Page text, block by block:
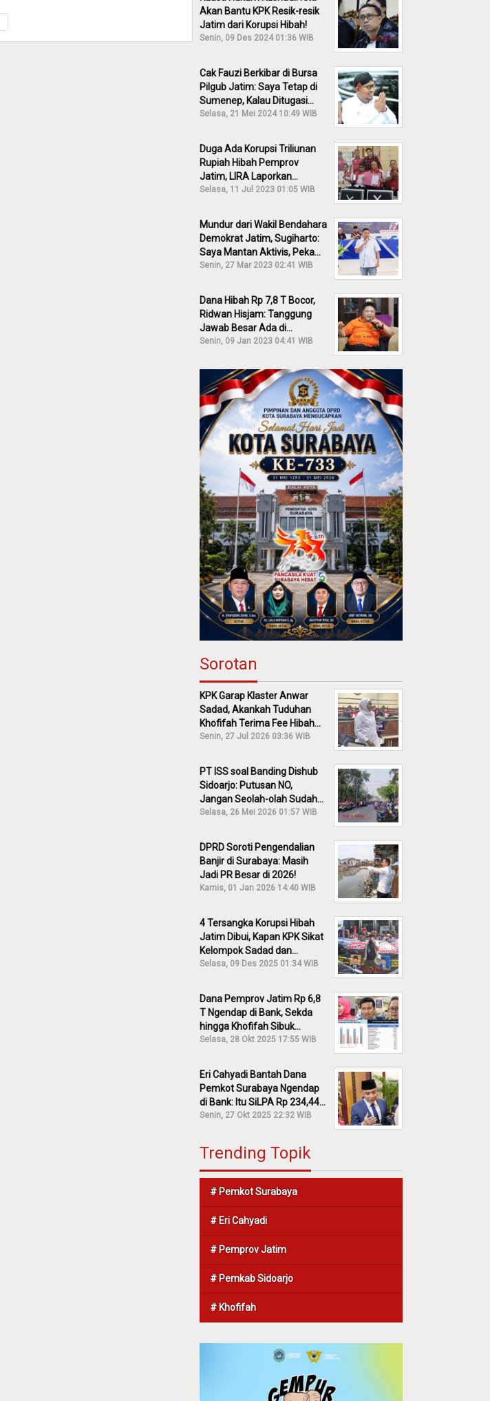
Akan Bantu KPK Resik-resik
Jatim dari Korupsi Hibah!
Senin, 09 Des 2024 01:36 WIB
Cak Fauzi Berkibar di Bursa
Pilgub Jatim: Saya Tetap di
Sumenep, Kalau Ditugasi
Partai Lain Cerita!
Selasa, 21 Mei 2024 10:49 WIB
Duga Ada Korupsi Triliunan
Rupiah Hibah Pemprov
Jatim, LIRA Laporkan
Khofifah ke KPK: Dia Harus
Selasa, 11 Jul 2023 01:05 WIB
Mundur dari Wakil Bendahara
Demokrat Jatim, Sugiharto:
Saya Mantan Aktivis, Peka
Sekali Kalau Ada yang
Senin, 27 Mar 2023 02:41 WIB
Dana Hibah Rp 7,8 T Bocor,
Ridwan Hisjam: Tanggung
Jawab Besar Ada di
Pemprov, Bukan DPRD Jatim!
Senin, 09 Jan 2023 04:41 WIB
Sorotan
KPK Garap Klaster Anwar
Sadad, Akankah Tuduhan
Khofifah Terima Fee Hibah
30% Diusut?
Senin, 27 Jul 2026 03:36 WIB
PT ISS soal Banding Dishub
Sidoarjo: Putusan NO,
Jangan Seolah-olah Sudah
Menang!
Selasa, 26 Mei 2026 01:57 WIB
DPRD Soroti Pengendalian
Banjir di Surabaya: Masih
Jadi PR Besar di 2026!
Kamis, 01 Jan 2026 14:40 WIB
4 Tersangka Korupsi Hibah
Jatim Dibui, Kapan KPK Sikat
Kelompok Sadad dan
Iskandar?
Selasa, 09 Des 2025 01:34 WIB
Dana Pemprov Jatim Rp 6,8
T Ngendap di Bank, Sekda
hingga Khofifah Sibuk
Membantah!
Selasa, 28 Okt 2025 17:55 WIB
Eri Cahyadi Bantah Dana
Pemkot Surabaya Ngendap
di Bank: Itu SiLPA Rp 234,44
M!
Senin, 27 Okt 2025 22:32 WIB
Trending Topik
# Pemkot Surabaya
# Eri Cahyadi
# Pemprov Jatim
# Pemkab Sidoarjo
# Khofifah